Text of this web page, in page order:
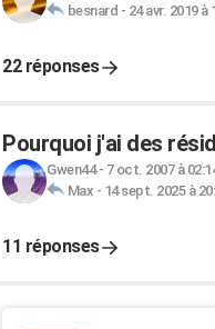
besnard - 24 avr. 2019 à
22 réponses
Pourquoi j'ai des
Gwen44- 7 oct. 2007 à
Max - 14 sept. 2025 à
11 réponses